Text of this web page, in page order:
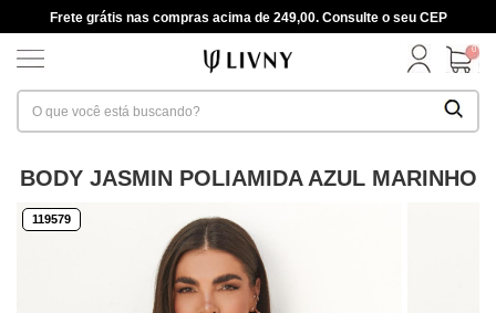
Frete grátis nas compras acima de 249,00. Consulte o seu CEP
0
BODY JASMIN POLIAMIDA AZUL MARINHO
119579